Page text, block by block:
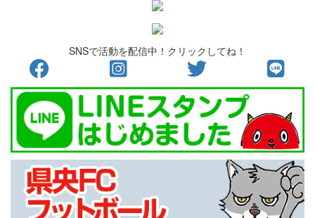
SNSで活動を配信中！クリックしてね！